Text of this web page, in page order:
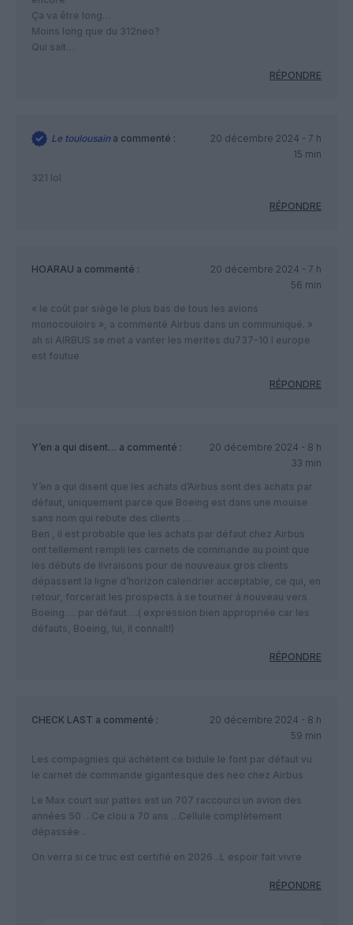
Ça va être long…
Moins long que du 312neo?
Qui sait…
RÉPONDRE
Le toulousaina commenté :
20 décembre 2024 - 7 h
15 min
321 lol
RÉPONDRE
HOARAU a commenté :
20 décembre 2024 - 7 h
56 min
« le coût par siège le plus bas de tous les avions
monocouloirs », a commenté Airbus dans un communiqué. »
ah si AIRBUS se met a vanter les merites du737-10 l europe
est foutue
RÉPONDRE
Y’en a qui disent… a commenté :
20 décembre 2024 - 8 h
33 min
Y’en a qui disent que les achats d’Airbus sont des achats par
défaut, uniquement parce que Boeing est dans une mouise
sans nom qui rebute des clients …
Ben , il est probable que les achats par défaut chez Airbus
ont tellement rempli les carnets de commande au point que
les débuts de livraisons pour de nouveaux gros clients
dépassent la ligne d’horizon calendrier acceptable, ce qui, en
retour, forcerait les prospects à se tourner à nouveau vers
Boeing…. par défaut….( expression bien appropriée car les
défauts, Boeing, lui, il connaît!)
RÉPONDRE
CHECK LAST a commenté :
20 décembre 2024 - 8 h
59 min
Les compagnies qui achètent ce bidule le font par défaut vu
le carnet de commande gigantesque des neo chez Airbus
Le Max court sur pattes est un 707 raccourci un avion des
années 50 …Ce clou a 70 ans …Cellule complètement
dépassée ..
On verra si ce truc est certifié en 2026 ..L espoir fait vivre
RÉPONDRE